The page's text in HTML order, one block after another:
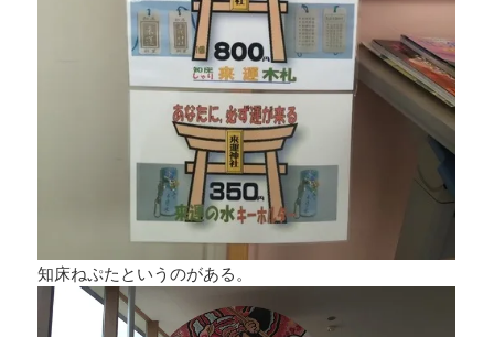
知床ねぷたというのがある。